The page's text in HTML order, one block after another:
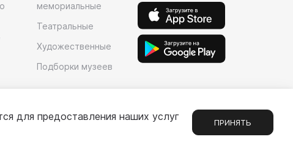
мемориальные
Театральные
Художественные
Подборки музеев
для предоставления наших услуг
ПРИНЯТЬ